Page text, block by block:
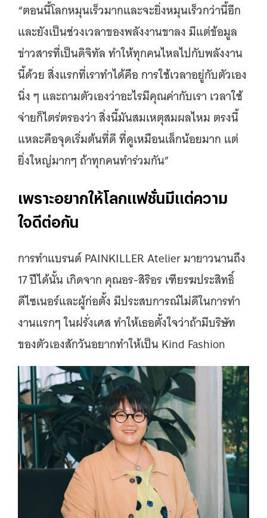
“ตอนนี้โลกหมุนเร็วมากและจะยิ่งหมุนเร็วกว่านี้อีก
และยังเป็นช่วงเวลาของพลังงานขาลง มีแต่ข้อมูล
ข่าวสารที่เป็นดิจิทัล ทำให้ทุกคนไหลไปกับพลังงาน
นี้ด้วย สิ่งแรกที่เราทำได้คือ การใช้เวลาอยู่กับตัวเอง
นิ่ง ๆ และถามตัวเองว่าอะไรมีคุณค่ากับเรา เวลาใช้
จ่ายก็ไตร่ตรองว่า สิ่งนี้มันสมเหตุสมผลไหม ตรงนี้
แหละคือจุดเริ่มต้นที่ดี ที่ดูเหมือนเล็กน้อยมาก แต่
ยิ่งใหญ่มากๆ ถ้าทุกคนทำร่วมกัน”
เพราะอยากให้โลกแฟชั่นมีแต่ความ
ใจดีต่อกัน
การทำแบรนด์ PAINKILLER Atelier มายาวนานถึง
17 ปีได้นั้น เกิดจาก คุณอร-สิริอร เฑียรฆประสิทธิ์
ดีไซเนอร์และผู้ก่อตั้ง มีประสบการณ์ไม่ดีในการทำ
งานแรกๆ ในฝรั่งเศส ทำให้เธอตั้งใจว่าถ้ามีบริษัท
ของตัวเองสักวันอยากทำให้เป็น Kind Fashion